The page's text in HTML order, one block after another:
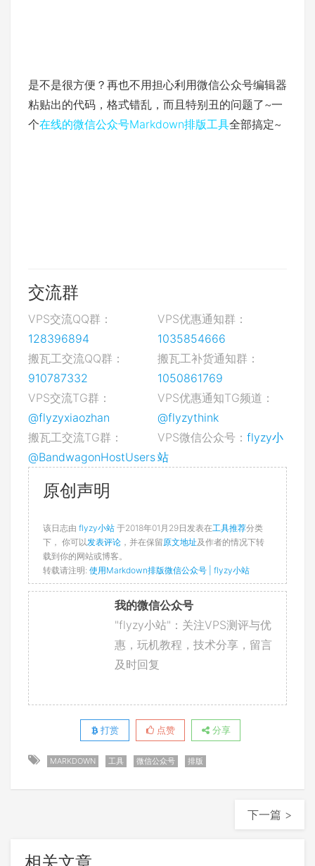
是不是很方便？再也不用担心利用微信公众号编辑器
粘贴出的代码，格式错乱，而且特别丑的问题了~一
个在线的微信公众号Markdown排版工具全部搞定~
交流群
VPS交流QQ群：
128396894
VPS优惠通知群：
1035854666
搬瓦工交流QQ群：
910787332
搬瓦工补货通知群：
1050861769
VPS交流TG群：
@flyzyxiaozhan
VPS优惠通知TG频道：
@flyzythink
搬瓦工交流TG群：
@BandwagonHostUsers
VPS微信公众号： flyzy小
站
原创声明
该日志由 flyzy小站 于2018年01月29日发表在工具推荐分类
下， 你可以发表评论 ，并在保留原文地址及作者的情况下转
载到你的网站或博客。
转载请注明: 使用Markdown排版微信公众号 | flyzy小站
我的微信公众号
"flyzy小站"：关注VPS测评与优
惠，玩机教程，技术分享，留言
及时回复
打赏 点赞 分享
MARKDOWN 工具 微信公众号 排版
下一篇 >